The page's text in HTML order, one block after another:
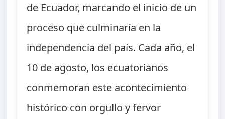
de Ecuador, marcando el inicio de un
proceso que culminaría en la
independencia del país. Cada año, el
10 de agosto, los ecuatorianos
conmemoran este acontecimiento
histórico con orgullo y fervor